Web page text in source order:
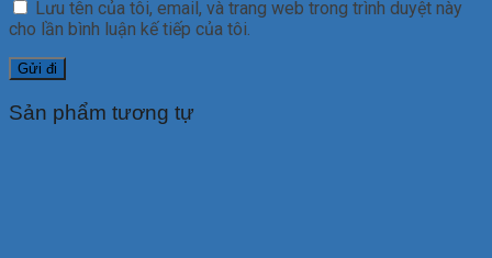
Lưu tên của tôi, email, và trang web trong trình duyệt này
cho lần bình luận kế tiếp của tôi.
Sản phẩm tương tự